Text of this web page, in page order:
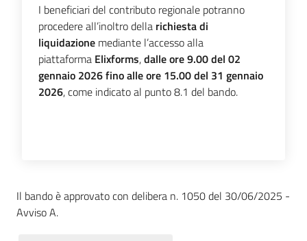
I beneficiari del contributo regionale potranno
procedere all’inoltro della richiesta di
liquidazione mediante l’accesso alla
piattaforma Elixforms,dalle ore 9.00 del 02
gennaio 2026 fino alle ore 15.00 del 31 gennaio
2026, come indicato al punto 8.1 del bando.
Il bando è approvato con delibera n. 1050 del 30/06/2025 -
Avviso A.